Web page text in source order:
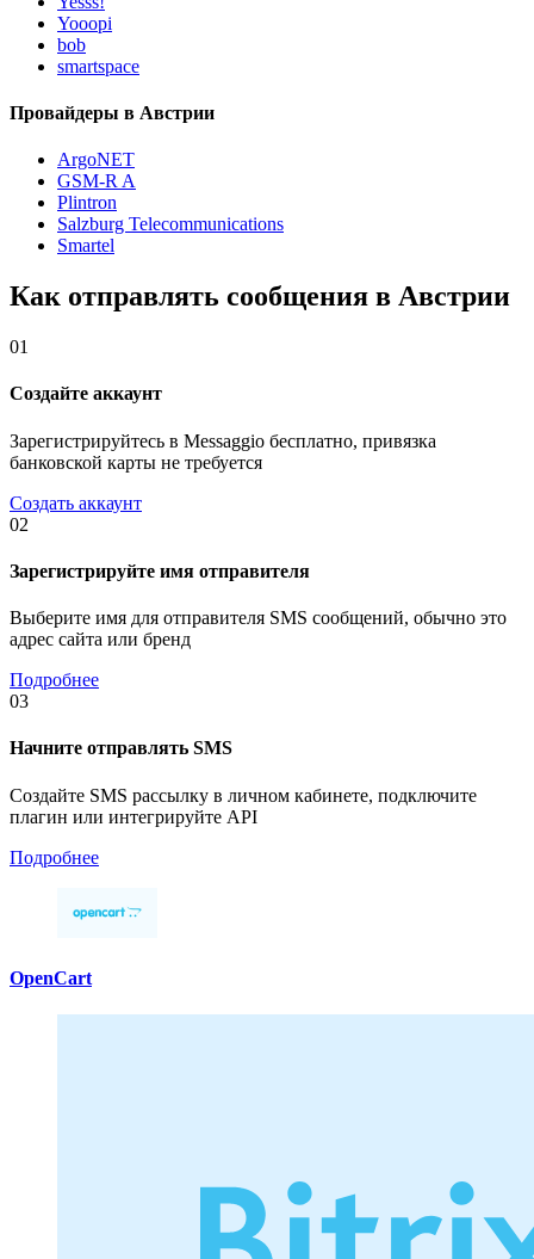
Yooopi
bob
smartspace
Провайдеры в Австрии
ArgoNET
GSM-R A
Plintron
Salzburg Telecommunications
Smartel
Как отправлять сообщения в Австрии
01
Создайте аккаунт
Зарегистрируйтесь в Messaggio бесплатно, привязка
банковской карты не требуется
Создать аккаунт
02
Зарегистрируйте имя отправителя
Выберите имя для отправителя SMS сообщений, обычно это
адрес сайта или бренд
Подробнее
03
Начните отправлять SMS
Создайте SMS рассылку в личном кабинете, подключите
плагин или интегрируйте API
Подробнее
OpenCart